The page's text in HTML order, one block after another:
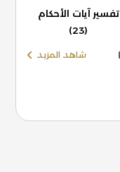
تفسير آيات الأحكام
(23)
شاهد المزيد